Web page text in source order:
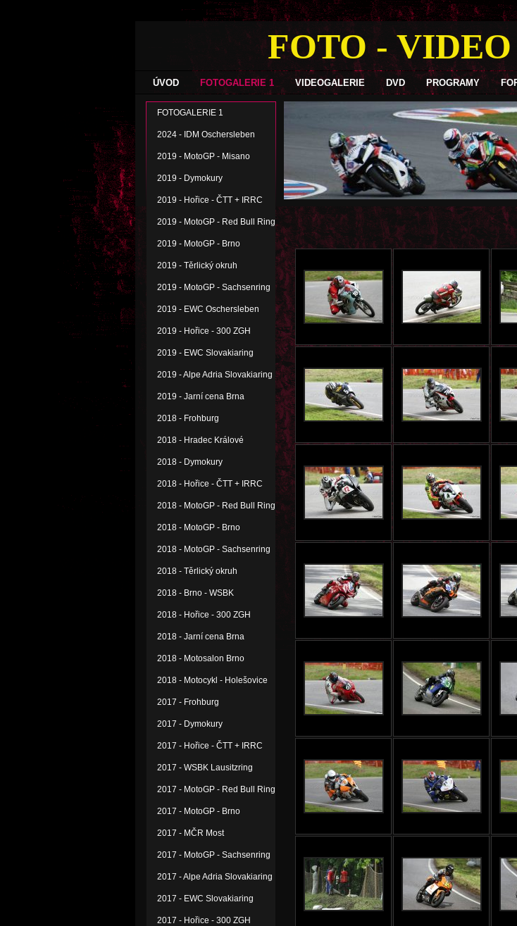
FOTO -
ÚVOD FOTOGALERIE 1 VIDEOGALERIE DVD PROGRAMY
FOTOGALERIE 1
2024 - IDM Oschersleben
2019 - MotoGP - Misano
2019 - Dymokury
2019 - Hořice - ČTT + IRRC
2019 - MotoGP - Red Bull Ring
2019 - MotoGP - Brno
2019 - Těrlický okruh
2019 - MotoGP - Sachsenring
2019 - EWC Oschersleben
2019 - Hořice - 300 ZGH
2019 - EWC Slovakiaring
2019 - Alpe Adria Slovakiaring
2019 - Jarní cena Brna
2018 - Frohburg
2018 - Hradec Králové
2018 - Dymokury
2018 - Hořice - ČTT + IRRC
2018 - MotoGP - Red Bull Ring
2018 - MotoGP - Brno
2018 - MotoGP - Sachsenring
2018 - Těrlický okruh
2018 - Brno - WSBK
2018 - Hořice - 300 ZGH
2018 - Jarní cena Brna
2018 - Motosalon Brno
2018 - Motocykl - Holešovice
2017 - Frohburg
2017 - Dymokury
2017 - Hořice - ČTT + IRRC
2017 - WSBK Lausitzring
2017 - MotoGP - Red Bull Ring
2017 - MotoGP - Brno
2017 - MČR Most
2017 - MotoGP - Sachsenring
2017 - Alpe Adria Slovakiaring
2017 - EWC Slovakiaring
2017 - Hořice - 300 ZGH